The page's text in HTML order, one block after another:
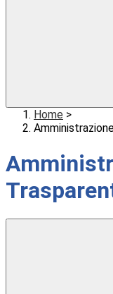
Home >